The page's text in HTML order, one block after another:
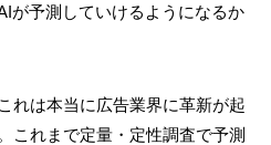
が予測していけるようになるか
れは本当に広告業界に革新が起
これまで定量・定性調査で予測